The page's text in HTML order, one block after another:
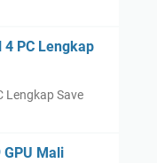
4 PC Lengkap
Lengkap Save
Mali